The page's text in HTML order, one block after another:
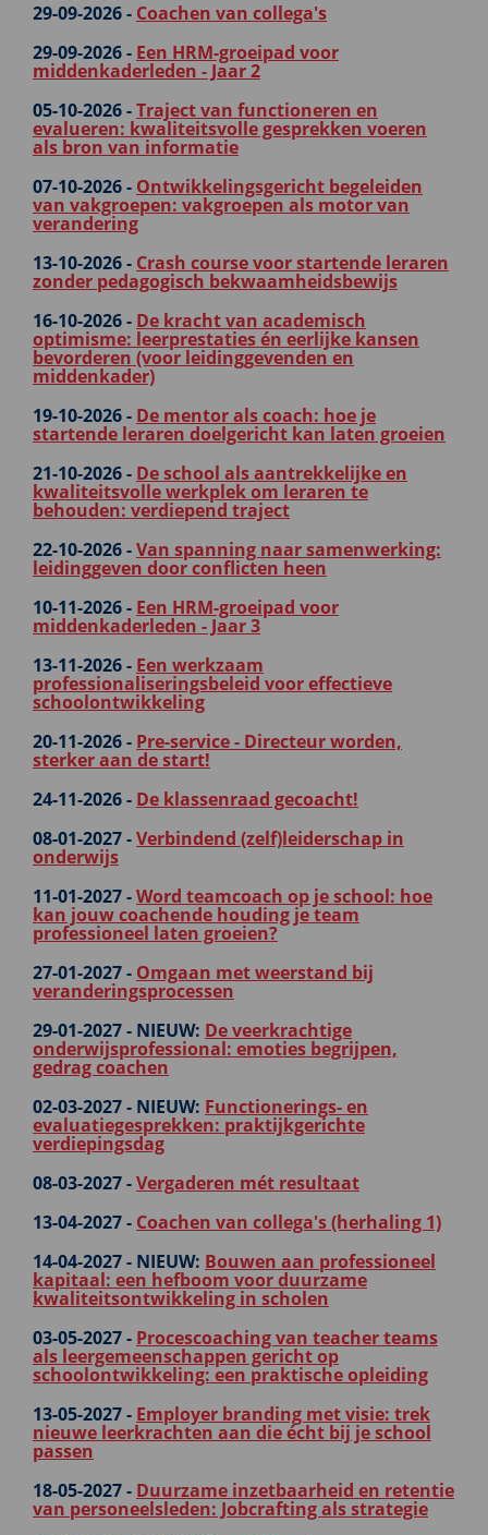
29-09-2026 - Coachen van collega's
29-09-2026 - Een HRM-groeipad voor
middenkaderleden - Jaar 2
05-10-2026 -Traject van functioneren en
evalueren: kwaliteitsvolle gesprekken voeren
als bron van informatie
07-10-2026 - Ontwikkelingsgericht begeleiden
van vakgroepen: vakgroepen als motor van
verandering
13-10-2026 - Crash course voor startende leraren
zonder pedagogisch bekwaamheidsbewijs
16-10-2026 - De kracht van academisch
optimisme: leerprestaties én eerlijke kansen
bevorderen (voor leidinggevenden en
middenkader)
19-10-2026 - De mentor als coach: hoe je
startende leraren doelgericht kan laten groeien
21-10-2026 - De school als aantrekkelijke en
kwaliteitsvolle werkplek om leraren te
behouden: verdiepend traject
22-10-2026 -Van spanning naar samenwerking:
leidinggeven door conflicten heen
10-11-2026 - Een HRM-groeipad voor
middenkaderleden - Jaar 3
13-11-2026 - Een werkzaam
professionaliseringsbeleid voor effectieve
schoolontwikkeling
20-11-2026 - Pre-service - Directeur worden,
sterker aan de start!
24-11-2026 - De klassenraad gecoacht!
08-01-2027 -Verbindend (zelf)leiderschap in
onderwijs
11-01-2027 -Word teamcoach op je school: hoe
kan jouw coachende houding je team
professioneel laten groeien?
27-01-2027 - Omgaan met weerstand bij
veranderingsprocessen
29-01-2027 - NIEUW: De veerkrachtige
onderwijsprofessional: emoties begrijpen,
gedrag coachen
02-03-2027 - NIEUW: Functionerings- en
evaluatiegesprekken: praktijkgerichte
verdiepingsdag
08-03-2027 -Vergaderen mét resultaat
13-04-2027 - Coachen van collega's (herhaling 1)
14-04-2027 - NIEUW: Bouwen aan professioneel
kapitaal: een hefboom voor duurzame
kwaliteitsontwikkeling in scholen
03-05-2027 - Procescoaching van teacher teams
als leergemeenschappen gericht op
schoolontwikkeling: een praktische opleiding
13-05-2027 - Employer branding met visie: trek
nieuwe leerkrachten aan die écht bij je school
passen
18-05-2027 - Duurzame inzetbaarheid en retentie
van personeelsleden: Jobcrafting als strategie